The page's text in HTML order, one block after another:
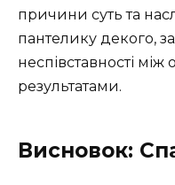
причини суть та
пантелику декого,
неспівставності між
результатами.
Висновок: